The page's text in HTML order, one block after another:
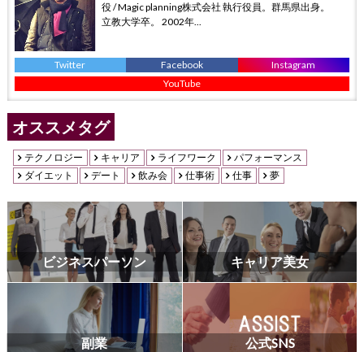
役 / Magic planning株式会社 執行役員。群馬県出身。
立教大学卒。 2002年...
Twitter Facebook
Instagram
YouTube
オススメタグ
テクノロジー キャリア ライフワーク
パフォーマンス
ダイエット
デート 飲み会 仕事術 仕事 夢
ビジネスパーソン キャリア美女
副業 公式SNS